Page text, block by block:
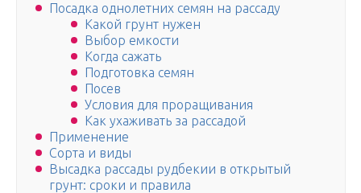
Посадка однолетних семян на рассаду
Какой грунт нужен
Выбор емкости
Когда сажать
Подготовка семян
Посев
Условия для проращивания
Как ухаживать за рассадой
Применение
Сорта и виды
Высадка рассады рудбекии в открытый
грунт: сроки и правила